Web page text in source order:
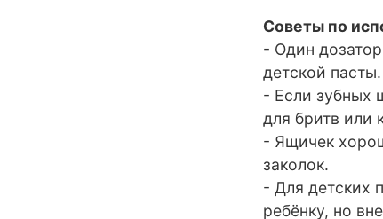
Советы по
- Один
детской пасты.
- Если зубных
для бритв или
- Ящичек
заколок.
- Для детских
ребёнку, но